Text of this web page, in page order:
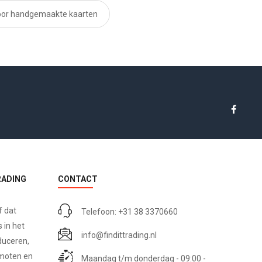
handgemaakte kaarten
dat
in het
en
CONTACT
Telefoon: +31 38 3370660
info@findittrading.nl
Maandag t/m donderdag - 09:00 -